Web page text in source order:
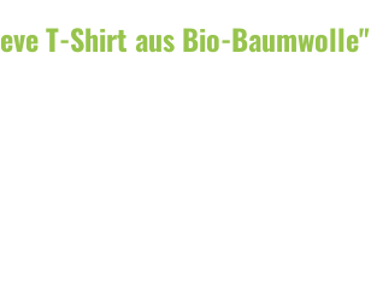
T-Shirt aus Bio-Baumwolle"